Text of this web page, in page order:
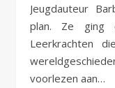
Jeugdauteur Barbara De Munnynck had een wild
plan. Ze ging
Leerkrachten
voorlezen aan…